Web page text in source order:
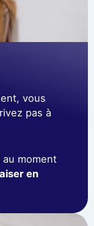
vous
pas à
au moment
en